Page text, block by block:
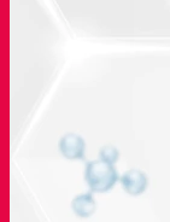
Collagen
Beauty